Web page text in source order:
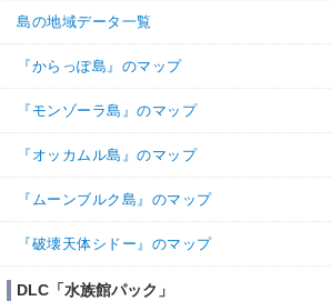
島の地域データ一覧
『からっぽ島』のマップ
『モンゾーラ島』のマップ
『オッカムル島』のマップ
『ムーンブルク島』のマップ
『破壊天体シドー』のマップ
DLC「水族館パック」